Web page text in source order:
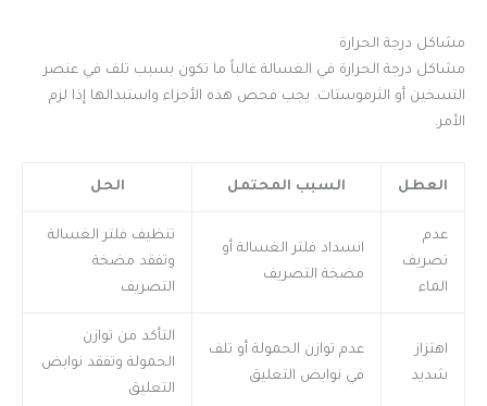
مشاكل درجة الحرارة
مشاكل درجة الحرارة في الغسالة غالباً ما تكون بسبب تلف في عنصر
التسخين أو الثرموستات. يجب فحص هذه الأجزاء واستبدالها إذا لزم
الأمر.
العطل السبب المحتمل الحل
عدم
تصريف
الماء
انسداد فلتر الغسالة أو
مضخة التصريف
تنظيف فلتر الغسالة
وتفقد مضخة
التصريف
اهتزاز
شديد
عدم توازن الحمولة أو تلف
في نوابض التعليق
التأكد من توازن
الحمولة وتفقد نوابض
التعليق